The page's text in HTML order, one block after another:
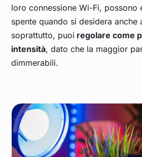
loro connessione Wi-Fi, possono
spente quando si desidera anche
soprattutto, puoi regolare come
intensità, dato che la maggior
dimmerabili.